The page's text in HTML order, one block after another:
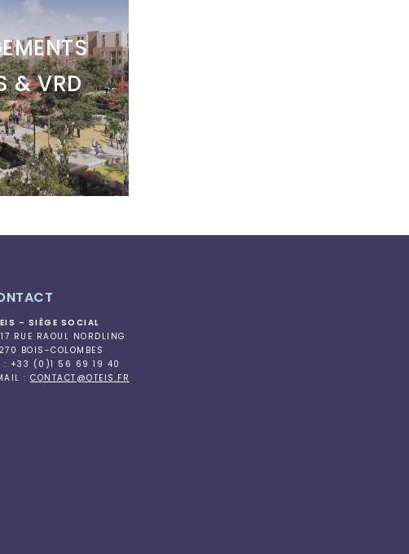
& VRD
– SIÈGE SOCIAL
RUE RAOUL NORDLING
BOIS-COLOMBES
: +33 (0)1 56 69 19 40
: CONTACT@OTEIS.FR